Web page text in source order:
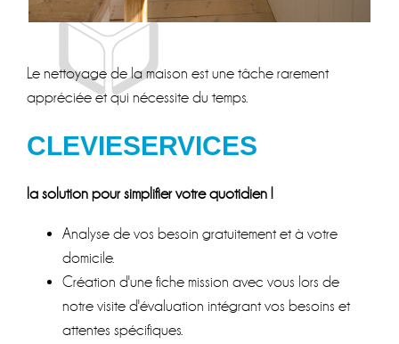
Le nettoyage de la maison est une tâche rarement
appréciée et qui nécessite du temps.
CLEVIESERVICES
la solution pour simplifier votre quotidien !
Analyse de vos besoin gratuitement et à votre
domicile.
Création d'une fiche mission avec vous lors de
notre visite d'évaluation intégrant vos besoins et
attentes spécifiques.